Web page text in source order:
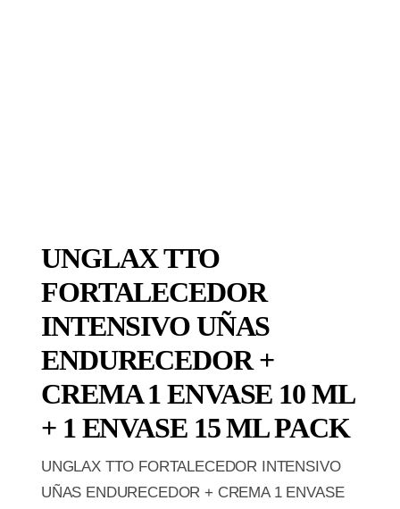
UNGLAX TTO
FORTALECEDOR
INTENSIVO UÑAS
ENDURECEDOR +
CREMA 1 ENVASE 10 ML
+ 1 ENVASE 15 ML PACK
UNGLAX TTO FORTALECEDOR INTENSIVO
UÑAS ENDURECEDOR + CREMA 1 ENVASE